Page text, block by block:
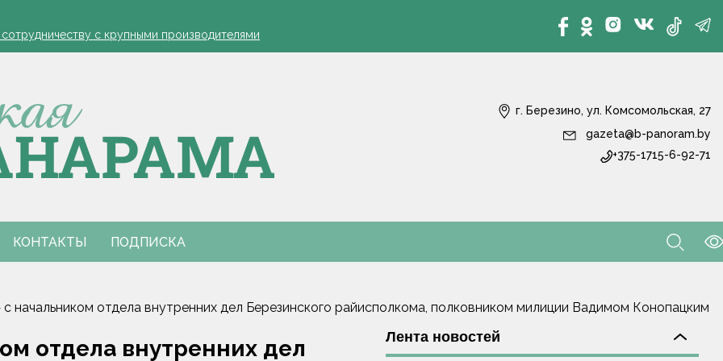
защита яблонь
с крупными производителями
я борюсь за деревню
обозначил слабые места в работе автолавок
на селе: "Просрочка и тухлятина!"
защита яблонь
с крупными производителями
я борюсь за деревню
обозначил слабые места в работе автолавок
на селе: "Просрочка и тухлятина!"
г. Березино, ул. Комсомольская, 27
gazeta@b-panoram.by
+375-1715-6-92-71
КОНТАКТЫ ПОДПИСКА
начальником отдела внутренних дел Березинского райисполкома, полковником милиции Вадимом Конопацким
отдела внутренних дел
Лента новостей